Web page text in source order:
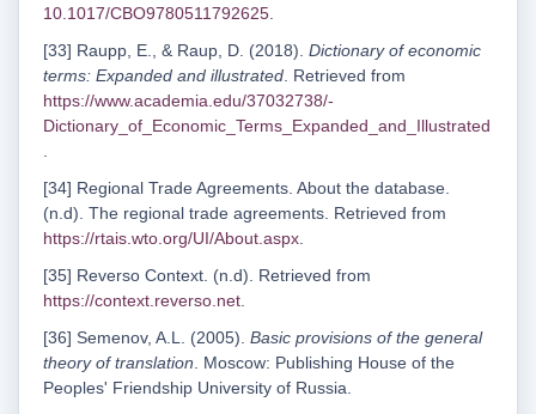
10.1017/CBO9780511792625.
[33] Raupp, E., & Raup, D. (2018). Dictionary of economic
terms: Expanded and illustrated. Retrieved from
https://www.academia.edu/37032738/-
Dictionary_of_Economic_Terms_Expanded_and_Illustrated
.
[34] Regional Trade Agreements. About the database.
(n.d). The regional trade agreements. Retrieved from
https://rtais.wto.org/UI/About.aspx.
[35] Reverso Context. (n.d). Retrieved from
https://context.reverso.net.
[36] Semenov, A.L. (2005). Basic provisions of the general
theory of translation. Moscow: Publishing House of the
Peoples' Friendship University of Russia.